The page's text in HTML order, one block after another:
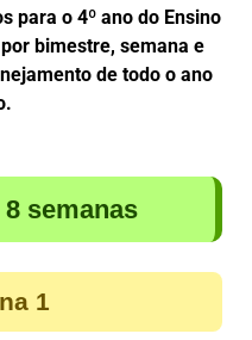
para o 4º ano do Ensino
bimestre, semana e
de todo o ano
semanas
1